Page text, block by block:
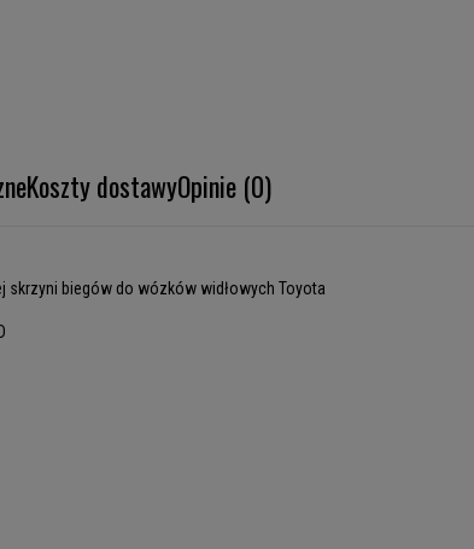
Koszty dostawyOpinie (0)
skrzyni biegów do wózków widłowych Toyota